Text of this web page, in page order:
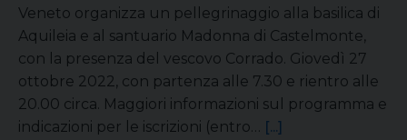
Veneto organizza un pellegrinaggio alla basilica di
Aquileia e al santuario Madonna di Castelmonte,
con la presenza del vescovo Corrado. Giovedì 27
ottobre 2022, con partenza alle 7.30 e rientro alle
20.00 circa. Maggiori informazioni sul programma e
indicazioni per le iscrizioni (entro… [...]